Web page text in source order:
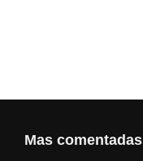
Mas comentadas